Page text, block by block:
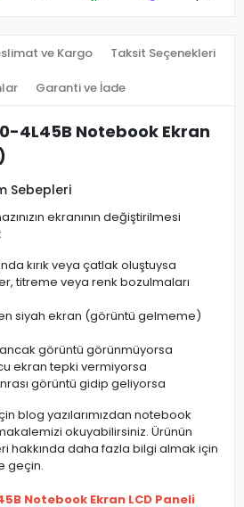
ve Kargo Taksit Seçenekleri
Garanti ve İade
4L45B Notebook Ekran
Sebepleri
ekranının değiştirilmesi
kırık veya çatlak oluştuysa
titreme veya renk bozulmaları
siyah ekran (görüntü gelmeme)
ancak görüntü görünmüyorsa
ekran tepki vermiyorsa
görüntü gidip geliyorsa
blog yazılarımızdan notebook
okuyabilirsiniz. Ürünün
hakkında daha fazla bilgi almak için
geçin.
Notebook Ekran LCD Paneli